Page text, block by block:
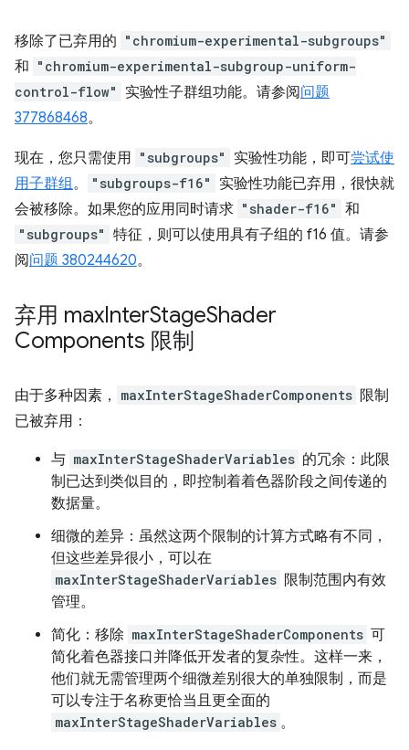
移除了已弃用的 "chromium-experimental-subgroups"
和 "chromium-experimental-subgroup-uniform-
control-flow"
实验性子群组功能。请参阅问题
377868468。
现在，您只需使用 "subgroups" 实验性功能，即可尝试使
用子群组。 "subgroups-f16"
实验性功能已弃用，很快就
会被移除。如果您的应用同时请求 "shader-f16" 和
"subgroups" 特征，则可以使用具有子组的 f16 值。请参
阅问题 380244620。
弃用 maxInterStageShader
Components 限制
由于多种因素， maxInterStageShaderComponents 限制
已被弃用：
与 maxInterStageShaderVariables 的冗余：此限
制已达到类似目的，即控制着着色器阶段之间传递的
数据量。
细微的差异：虽然这两个限制的计算方式略有不同，
但这些差异很小，可以在
maxInterStageShaderVariables 限制范围内有效
管理。
简化：移除 maxInterStageShaderComponents 可
简化着色器接口并降低开发者的复杂性。这样一来，
他们就无需管理两个细微差别很大的单独限制，而是
可以专注于名称更恰当且更全面的
maxInterStageShaderVariables 。